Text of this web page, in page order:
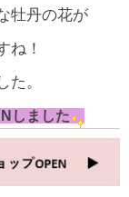
牡丹の花が
ね！
。
しました